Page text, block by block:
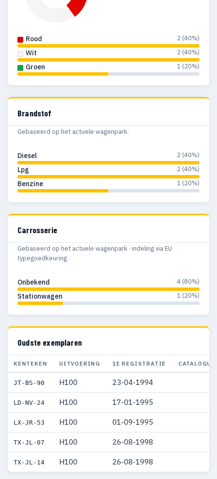
Rood 2 (40%)
Wit 2 (40%)
Groen 1 (20%)
Brandstof
Gebaseerd op het actuele wagenpark.
Diesel 2 (40%)
Lpg 2 (40%)
Benzine 1 (20%)
Carrosserie
Gebaseerd op het actuele wagenpark · indeling via EU
typegoedkeuring.
Onbekend 4 (80%)
Stationwagen 1 (20%)
Oudste exemplaren
KENTEKEN UITVOERING 1E REGISTRATIE
JT-BS-90 H100 23-04-1994
LD-NV-24 H100 17-01-1995
LX-JR-53 H100 01-09-1995
TX-JL-07 H100 26-08-1998
TX-JL-14 H100 26-08-1998